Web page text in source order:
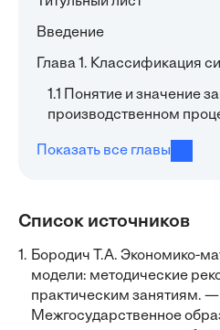
Введение
Глава 1. Классификация
1.1 Понятие и значение
производственном
Показать все главы
Список источников
1. Бородич Т.А. Экономико-
модели: методические
практическим занятиям.
Межгосударственное